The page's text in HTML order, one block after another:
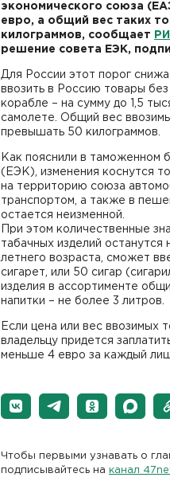
экономического союза
евро, а общий вес таких
килограммов, сообщает
решение совета ЕЭК,
Для России этот порог
ввозить в Россию товары
корабле – на сумму до 1,5
самолете. Общий вес
превышать 50 килограммов.
Как пояснили в таможенном
(ЕЭК), изменения коснутся
на территорию союза
транспортом, а также в
остается неизменной.
При этом количественные
табачных изделий
летнего возраста, сможет
сигарет, или 50 сигар
изделия в ассортименте
напитки – не более 3 литров.
Если цена или вес ввозимых
владельцу придется
меньше 4 евро за каждый
Чтобы первыми узнавать о
подписывайтесь на канал